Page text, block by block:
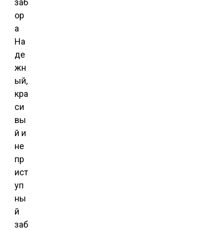
На
де
жн
ый,
кра
си
вы
й и
не
пр
ист
уп
ны
й
заб